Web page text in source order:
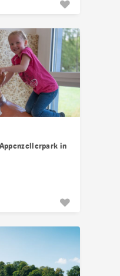
in